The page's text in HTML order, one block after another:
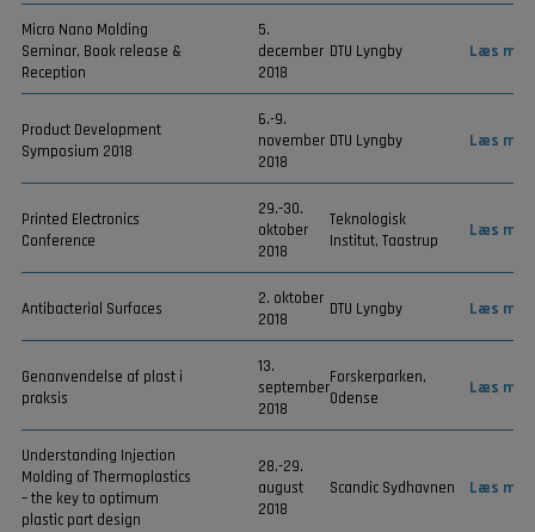
Micro Nano Molding
Seminar, Book release &
Reception
5.
december
2018
DTU Lyngby Læs
Product Development
Symposium 2018
6.-9.
november
2018
DTU Lyngby Læs
Printed Electronics
Conference
29.-30.
oktober
2018
Teknologisk
Institut, Taastrup
Læs
Antibacterial Surfaces
2. oktober
2018
DTU Lyngby Læs
Genanvendelse af plast i
praksis
13.
september
2018
Forskerparken,
Odense
Læs
Understanding Injection
Molding of Thermoplastics
– the key to optimum
plastic part design
28.-29.
august
2018
Scandic Sydhavnen Læs